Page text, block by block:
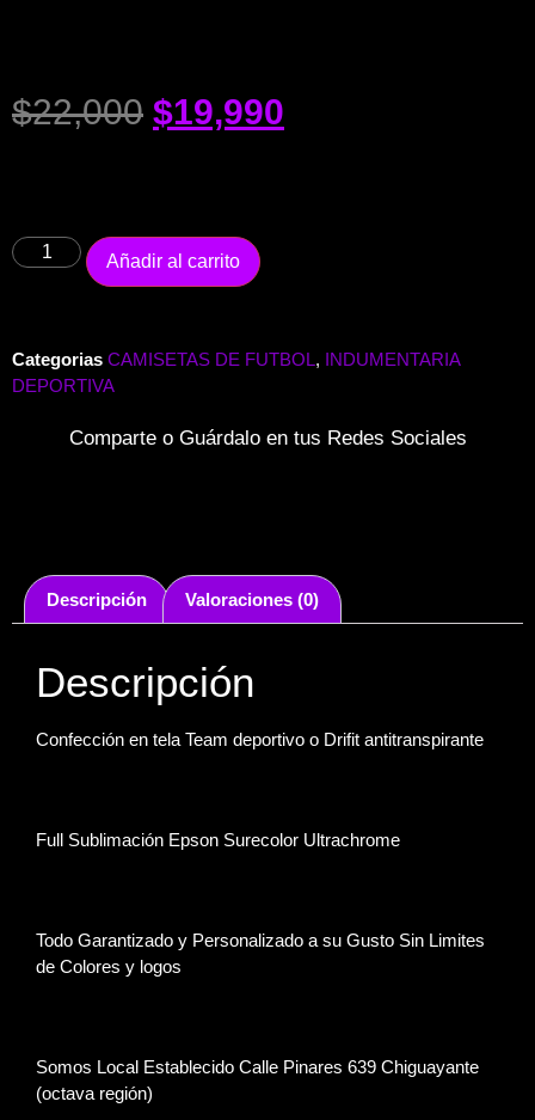
$22,000 $19,990
Añadir al carrito
Categorias CAMISETAS DE FUTBOL, INDUMENTARIA
DEPORTIVA
Comparte o Guárdalo en tus Redes Sociales
Descripción Valoraciones (0)
Descripción
Confección en tela Team deportivo o Drifit antitranspirante
Full Sublimación Epson Surecolor Ultrachrome
Todo Garantizado y Personalizado a su Gusto Sin Limites
de Colores y logos
Somos Local Establecido Calle Pinares 639 Chiguayante
(octava región)